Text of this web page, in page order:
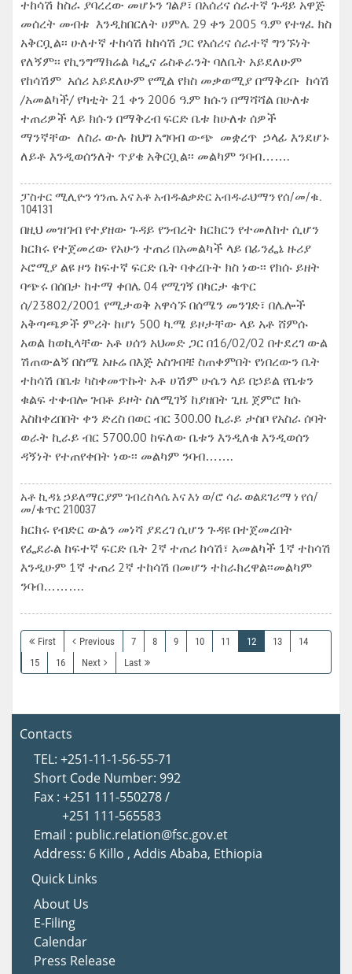
ተከሳሽ ከስራ ያባረረው መሆኑን ገልፆ፣ በአሰሪና ሰራተኛ ጉዳይ አዋጅ
መሰረት መብቱ እንዲከበርለት ሀምሌ 29 ቀን 2005 ዓ.ም የተፃፈ ክስ
አቅርቧል፡፡ ሁለተኛ ተከሳሽ ከከሳሽ ጋር የአሰሪና ሰራተኛ ግንኙነት
የለኝም፡፡ የኪንግማክሬል ካፌና ሬስቶራንት ባለቤት አይደለሁም
የከሳሽም አሰሪ አይደለሁም የሚል የክስ መቃወሚያ በማቅረቡ ከሳሽ
/አመልካች/ የካቲት 21 ቀን 2006 ዓ.ም ክሱን በማሻሻል በሁለቱ
ተጠሪዎች ላይ ክሱን በማቅረብ ፍርድ ቤቱ ከሁለቱ ሰዎች
ማንኛቸው ለስራ ውሉ ከህግ አግባብ ውጭ መቋረጥ ኃላፊ እንደሆኑ
ለይቶ እንዲወሰንለት ጥያቄ አቅርቧል፡፡ መልካም ንባብ…….
ፓስተር ሚሊዮን ጎንጤ እና አቶ አብዱልቃድር አብዱራህማን የሰ/መ/ቁ.
104131
በዚህ መዝገብ የተያዘው ጉዳይ የንብረት ክርክርን የተመለከተ ሲሆን
ክርክሩ የተጀመረው የአሁን ተጠሪ በአመልካች ላይ በፊንፌኔ ዙሪያ
ኦሮሚያ ልዩ ዞን ከፍተኛ ፍርድ ቤት ባቀረቡት ክስ ነው፡፡ የክሱ ይዘት
ባጭሩ በሰበታ ከተማ ቀበሌ 04 የሚገኝ በካርታ ቁጥር
ሰ/23802/2001 የሚታወቅ አዋሳኙ በሰሜን መንገድ፣ በሌሎች
አቅጣጫዎች ምሪት ከሆነ 500 ካ.ሜ ይዞታቸው ላይ አቶ ሸምሱ
አወል ከወኪላቸው አቶ ሀሰን አህመድ ጋር በ16/02/02 በተደረገ ውል
ሽጠውልኝ በስሜ አዙሬ በእጅ አስገብቼ ስጠቀምበት የነበረውን ቤት
ተከሳሽ በቤቱ ካስቀመጥኩት አቶ ሀሽም ሁሴን ላይ በኃይል የቤቱን
ቁልፍ ተቀብሎ ገብቶ ይዞት ስለሚገኝ ከያዘበት ጊዜ ጀምሮ ክሱ
እስከቀረበበት ቀን ድረስ በወር ብር 300.00 ኪራይ ታስቦ የአስራ ሰባት
ወራት ኪራይ ብር 5700.00 ከፍለው ቤቱን እንዲለቁ እንዲወሰን
ዳኝነት የተጠየቀበት ነው፡፡ መልካም ንባብ…….
አቶ ኪዳኔ ኃይለማርያም ገብረስላሴ እና እነ ወ/ሮ ሳራ ወልደገሪማ ነ የሰ/
መ/ቁጥር 210037
ክርክሩ የብድር ውልን መነሻ ያደረገ ሲሆን ጉዳዩ በተጀመረበት
የፌደራል ከፍተኛ ፍርድ ቤት 2ኛ ተጠሪ ከሳሽ፣ አመልካች 1ኛ ተከሳሽ
እንዲሁም 1ኛ ተጠሪ 2ኛ ተከሳሽ በመሆን ተከራክረዋል፡፡መልካም
ንባብ……….
First Previous 7 8 9 10 11 12 13
14
15
16 Next Last
Contacts
TEL: +251-11-1-56-55-71
Short Code Number: 992
Fax : +251 111-550278 /
+251 111-565583
Email : public.relation@fsc.gov.et
Address: 6 Killo , Addis Ababa, Ethiopia
Quick Links
About Us
E-Filing
Calendar
Press Release